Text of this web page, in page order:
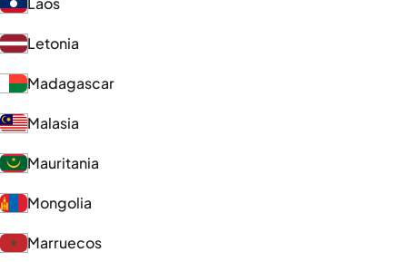
Letonia
Madagascar
Malasia
Mauritania
Mongolia
Marruecos